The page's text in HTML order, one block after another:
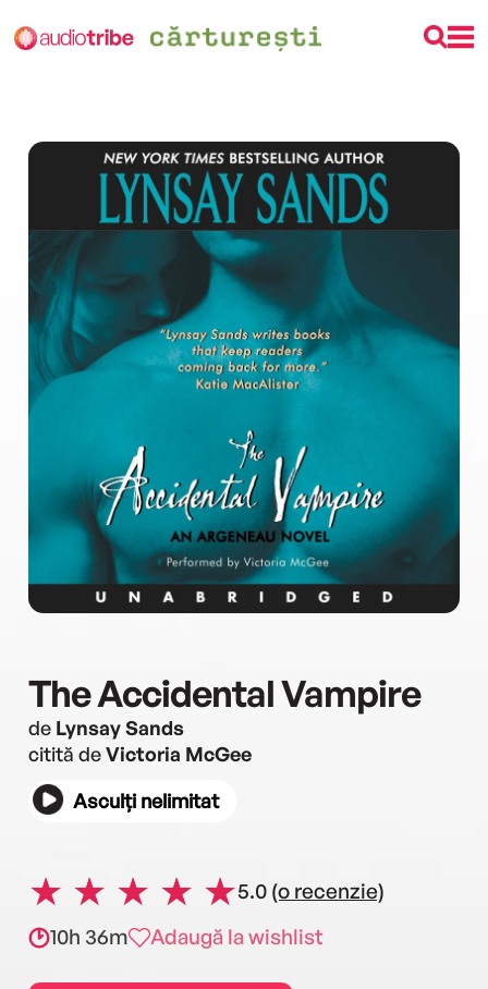
The Accidental Vampire
de Lynsay Sands
citită deVictoria McGee
Asculți nelimitat
5.0 (o recenzie)
10h 36m
Adaugă la wishlist